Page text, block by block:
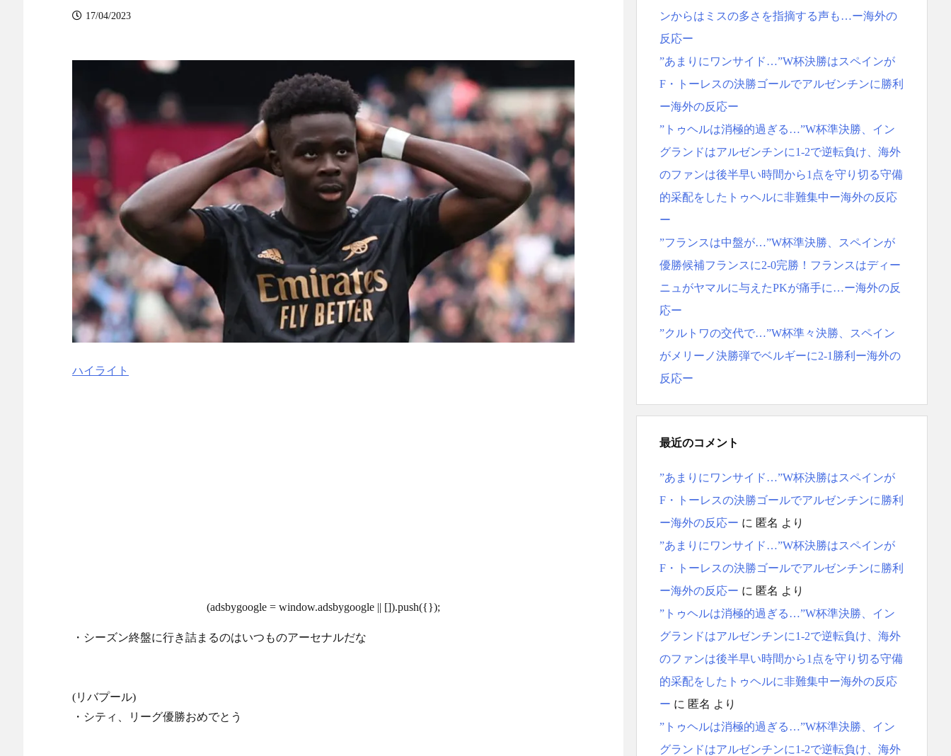
も披露で現地サポが気づく..【海外の反応】
ワイ「クジラ食べたことある？」10代「ある」20代「ある」30代「ある」 NEW!
【野球＝有害】サッカースタジアムに大反対した秋田県の税金の使い方がこちら
【速報】元レアルの神童Ｊデビューへ！登録名「中井卓大ピピ」日本初挑戦の22歳
今治MFが開幕戦に先発キターｗｗｗｗｗｗ
NEW!
【野球＝有害】サッカースタジアムに大反対した秋田県の税金の使い方がこちら
さんま「どこでもドア？あれ不便やで」 NEW!
海外「最も幸運な歴史を歩んできた国ってどこだと思う？」
NEW!
【悲報】タトゥー彫師23年目店長「タトゥー入れにくるやつ99%バカです」 NEW!
電撃婚から1年半…元バレー選手の狩野舞子の現在の姿にネット衝撃...
韓国サッカー協会、性接待疑惑 日本人審判も含まれると報道 「Jリーグの審判を統
括する人物」 NEW!
【海外の反応】「世界最高のバンドだ」ニルヴァーナのカート・コバーンが繰り返
し絶賛した日本のガールズバンドの正体
日本人がアメリカで歴史的快挙！中国人「恐ろしすぎる」「人間にこんなことが可
能なのか？」「サッカーで例えるなら…」【海外の反応】
日本人がアメリカで歴史的快挙！中国人「恐ろしすぎる」「人間にこんなことが可
【E-1選手権】日本、韓国に1-0で勝利し、全勝で連覇達成！ジャーメインのゴールを
海外「オチが多すぎ！」日本を不買する韓国の矛盾に海外が大爆笑
仰天！驚きの23層バウムクーヘンがすごい-韓国製「こんなの見たことない!」「私の
【韓国の反応】「M6.1の地震被害を受けても、次の日の朝には日常に戻っている
【海外の反応】 エンゼルス大谷、満塁で勝負を避けられる 敬遠か四球か？！
今シーズンのキャプテンはMF竹内涼に決定！副キャプテンはテセ・六反・河井の3
名に
日本の国宝を見た韓国人の反応ｗｗｗｗｗｗｗｗｗｗｗｗｗ
Powered by livedoor 相互RSS
17/04/2023
ハイライト
(adsbygoogle = window.adsbygoogle || []).push({});
・シーズン終盤に行き詰まるのはいつものアーセナルだな
(リバプール)
・シティ、リーグ優勝おめでとう
ンからはミスの多さを指摘する声も…ー海外の
反応ー
”あまりにワンサイド…”W杯決勝はスペインが
F・トーレスの決勝ゴールでアルゼンチンに勝利
ー海外の反応ー
”トゥヘルは消極的過ぎる…”W杯準決勝、イン
グランドはアルゼンチンに1-2で逆転負け、海外
のファンは後半早い時間から1点を守り切る守備
的采配をしたトゥヘルに非難集中ー海外の反応
ー
”フランスは中盤が…”W杯準決勝、スペインが
優勝候補フランスに2-0完勝！フランスはディー
ニュがヤマルに与えたPKが痛手に…ー海外の反
応ー
”クルトワの交代で…”W杯準々決勝、スペイン
がメリーノ決勝弾でベルギーに2-1勝利ー海外の
反応ー
最近のコメント
”あまりにワンサイド…”W杯決勝はスペインが
F・トーレスの決勝ゴールでアルゼンチンに勝利
ー海外の反応ー に 匿名 より
”あまりにワンサイド…”W杯決勝はスペインが
F・トーレスの決勝ゴールでアルゼンチンに勝利
ー海外の反応ー に 匿名 より
”トゥヘルは消極的過ぎる…”W杯準決勝、イン
グランドはアルゼンチンに1-2で逆転負け、海外
のファンは後半早い時間から1点を守り切る守備
的采配をしたトゥヘルに非難集中ー海外の反応
ー に 匿名 より
”トゥヘルは消極的過ぎる…”W杯準決勝、イン
グランドはアルゼンチンに1-2で逆転負け、海外